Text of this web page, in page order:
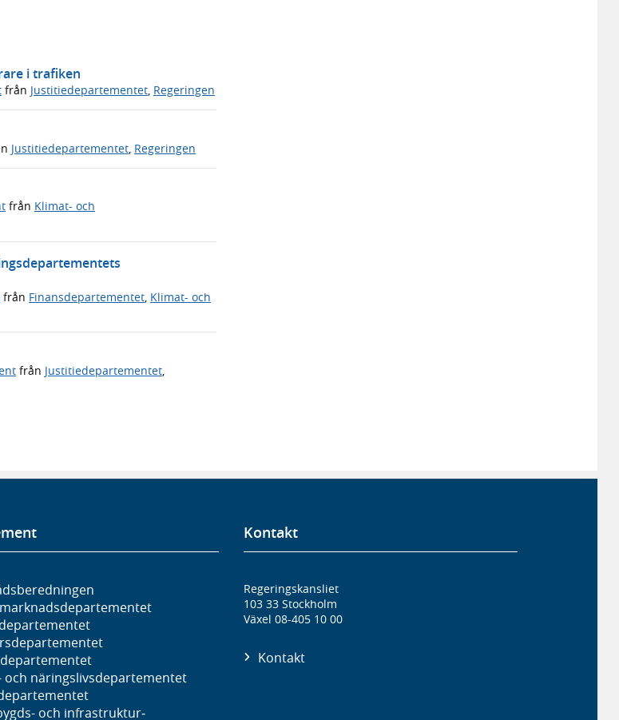
i trafiken
från Justitiedepartementet, Regeringen
Justitiedepartementet Regeringen
från Klimat- och
från Finansdepartementet, Klimat- och
från Justitiedepartementet
och näringslivs­departementet
och infrastruktur­
Kontakt
Regeringskansliet
103 33 Stockholm
Växel 08-405 10 00
Kontakt